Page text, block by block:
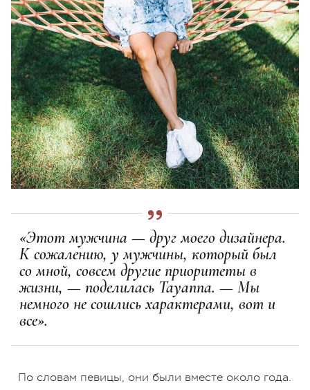
«Этот мужчина — друг моего дизайнера.
К сожалению, у мужчины, который был
со мной, совсем другие приоритеты в
жизни, — поделилась Tayanna. — Мы
немного не сошлись характерами, вот и
все».
По словам певицы, они были вместе около года.